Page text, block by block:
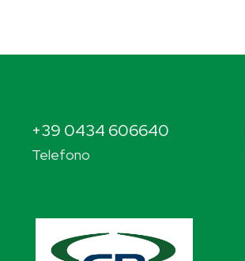
+39 0434 606640
Telefono